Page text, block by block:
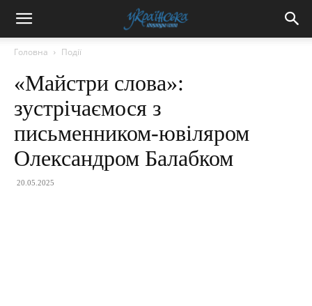
Головна Події
«Майстри слова»:
зустрічаємося з
письменником-ювіляром
Олександром Балабком
20.05.2025